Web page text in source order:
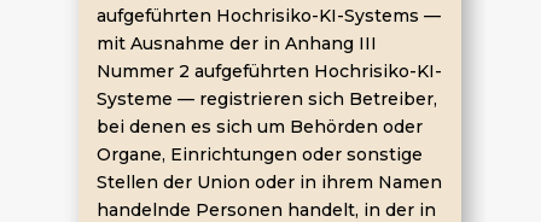
aufgeführten Hochrisiko-KI-Systems —
mit Ausnahme der in Anhang III
Nummer 2 aufgeführten Hochrisiko-KI-
Systeme — registrieren sich Betreiber,
bei denen es sich um Behörden oder
Organe, Einrichtungen oder sonstige
Stellen der Union oder in ihrem Namen
handelnde Personen handelt, in der in